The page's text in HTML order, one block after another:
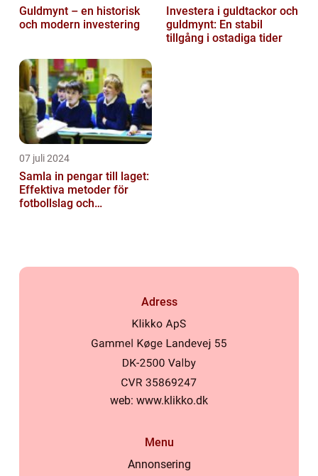
Guldmynt – en historisk
och modern investering
Investera i guldtackor och
guldmynt: En stabil
tillgång i ostadiga tider
07 juli 2024
Samla in pengar till laget:
Effektiva metoder för
fotbollslag och
Adress
web: www.klikko.dk
Menu
Annonsering